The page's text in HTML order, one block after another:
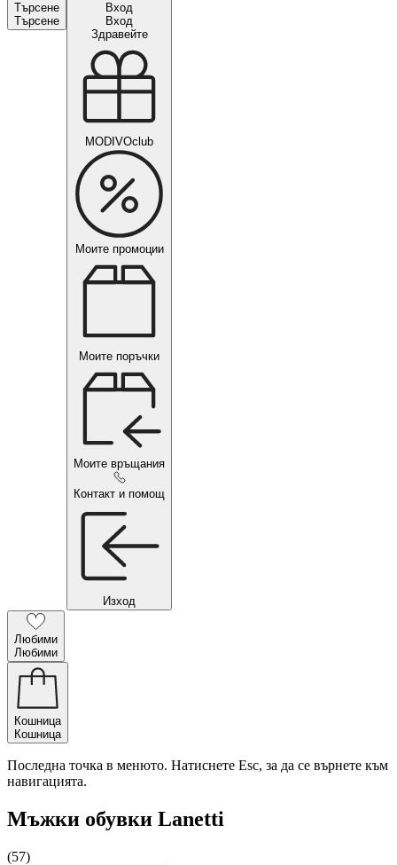
Търсене
Търсене
Вход
Вход
Здравейте
MODIVOclub
Моите промоции
Моите поръчки
Моите връщания
Контакт и помощ
Изход
Любими
Любими
Кошница
Кошница
Последна точка в менюто. Натиснете Esc, за да се върнете към
навигацията.
Мъжки обувки Lanetti
(57)